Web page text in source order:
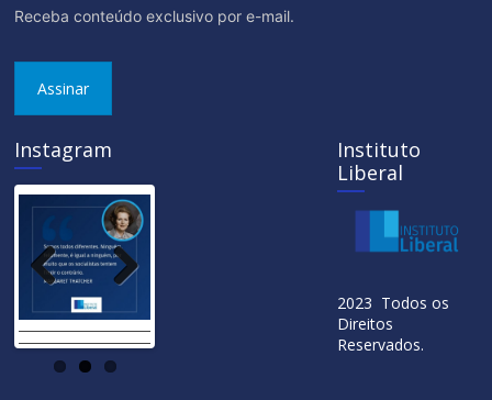
Receba conteúdo exclusivo por e-mail.
Assinar
Instagram
ous
Instituto
Liberal
2023 Todos os
Direitos
Reservados.